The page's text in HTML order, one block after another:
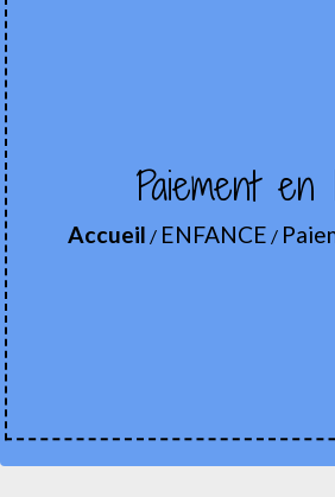
Paiement en
Accueil / ENFANCE /